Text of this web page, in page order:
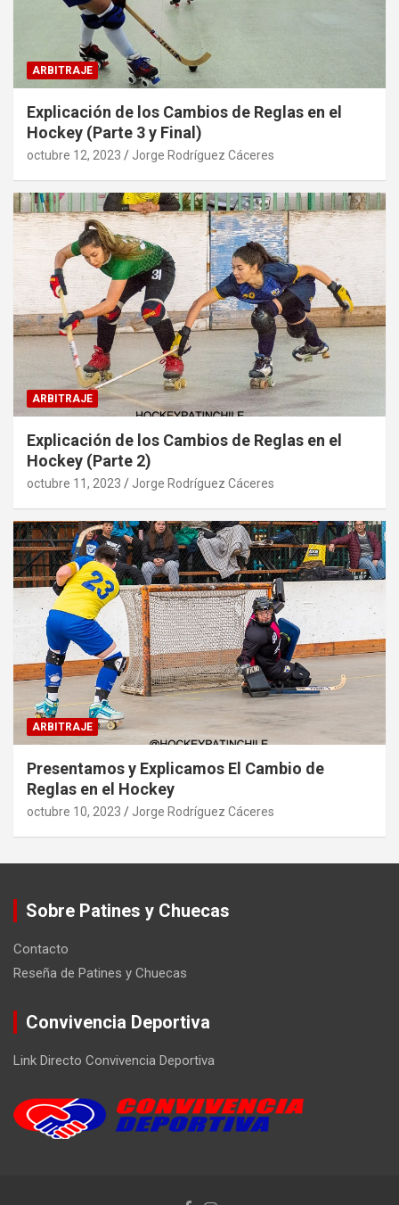
ARBITRAJE
Explicación de los Cambios de Reglas en el
Hockey (Parte 3 y Final)
octubre 12, 2023 Jorge Rodríguez Cáceres
ARBITRAJE
Explicación de los Cambios de Reglas en el
Hockey (Parte 2)
octubre 11, 2023 Jorge Rodríguez Cáceres
ARBITRAJE
Presentamos y Explicamos El Cambio de
Reglas en el Hockey
octubre 10, 2023 Jorge Rodríguez Cáceres
Sobre Patines y Chuecas
Contacto
Reseña de Patines y Chuecas
Convivencia Deportiva
Link Directo Convivencia Deportiva